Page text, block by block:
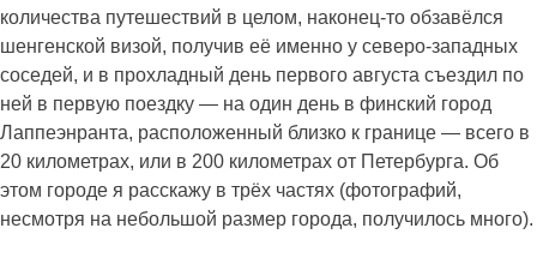
количества путешествий в целом, наконец-то обзавёлся
шенгенской визой, получив её именно у северо-западных
соседей, и в прохладный день первого августа съездил по
ней в первую поездку — на один день в финский город
Лаппеэнранта, расположенный близко к границе — всего в
20 километрах, или в 200 километрах от Петербурга. Об
этом городе я расскажу в трёх частях (фотографий,
несмотря на небольшой размер города, получилось много).